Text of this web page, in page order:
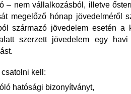
– nem vállalkozásból, illetve
megelőző hónap jövedelméről
származó jövedelem esetén a
szerzett jövedelem egy
kell:
hatósági bizonyítványt,